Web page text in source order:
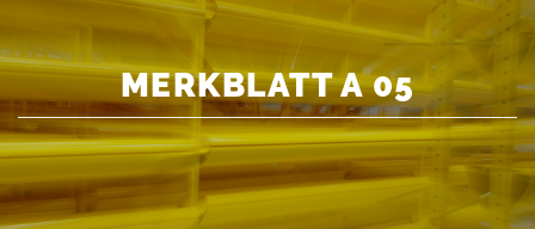
navigation
MERKBLATT A 05